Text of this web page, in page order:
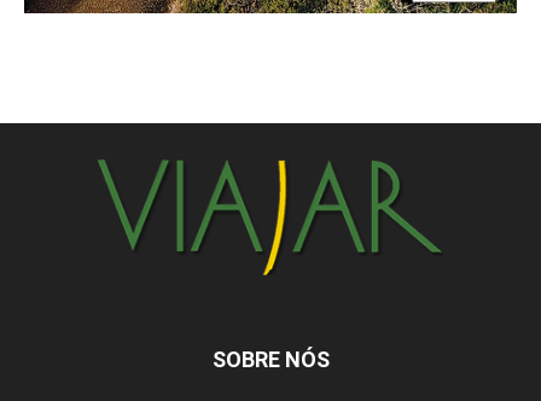
SOBRE NÓS